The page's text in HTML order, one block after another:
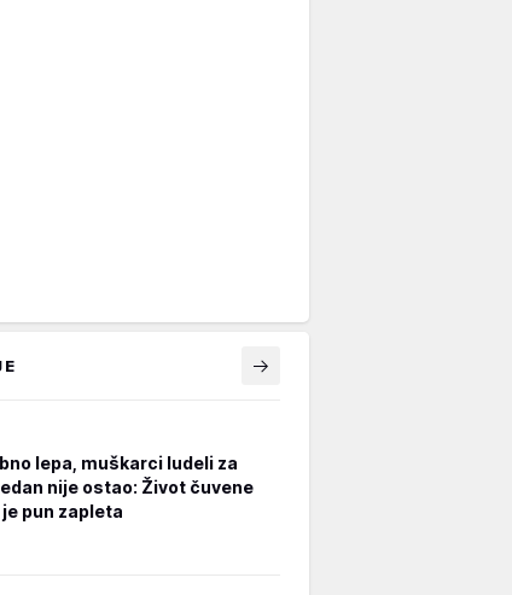
lepa, muškarci ludeli za
nije ostao: Život čuvene
pun zapleta